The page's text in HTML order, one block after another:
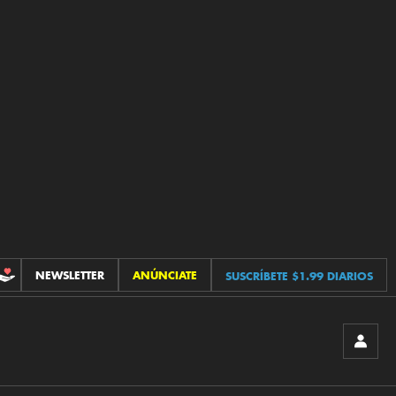
CONTRIBUCIONES
NEWSLETTER ANÚNCIATE SUSCRÍBETE $1.99 DIARIOS